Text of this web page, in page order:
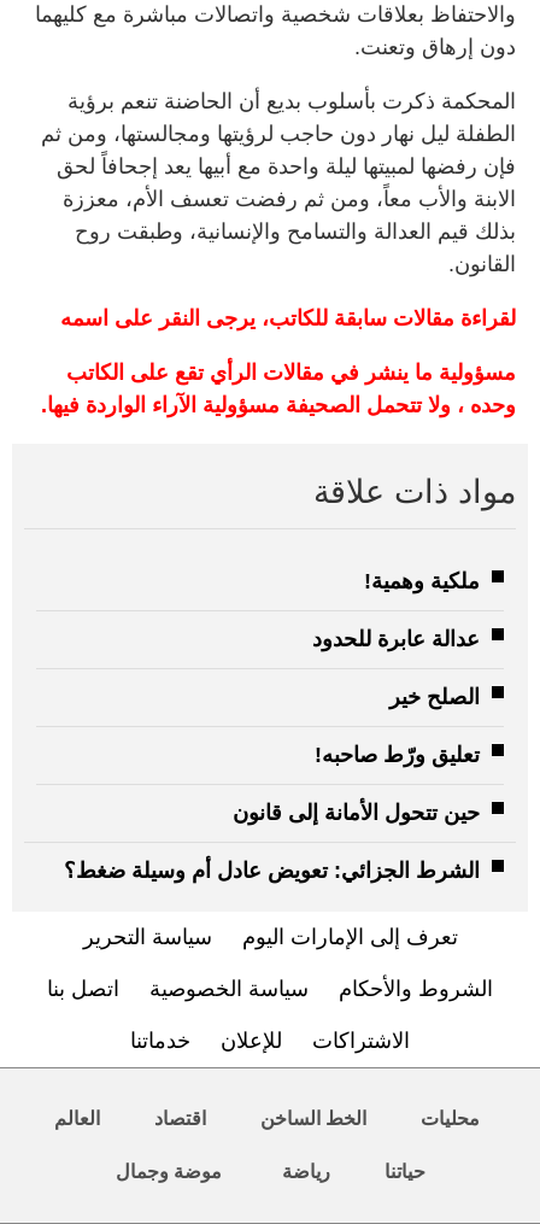
والاحتفاظ بعلاقات شخصية واتصالات مباشرة مع كليهما
دون إرهاق وتعنت.
المحكمة ذكرت بأسلوب بديع أن الحاضنة تنعم برؤية
الطفلة ليل نهار دون حاجب لرؤيتها ومجالستها، ومن ثم
فإن رفضها لمبيتها ليلة واحدة مع أبيها يعد إجحافاً لحق
الابنة والأب معاً، ومن ثم رفضت تعسف الأم، معززة
بذلك قيم العدالة والتسامح والإنسانية، وطبقت روح
القانون.
لقراءة مقالات سابقة للكاتب، يرجى النقر على اسمه
مسؤولية ما ينشر في مقالات الرأي تقع على الكاتب
وحده ، ولا تتحمل الصحيفة مسؤولية الآراء الواردة فيها.
مواد ذات علاقة
ملكية وهمية!
عدالة عابرة للحدود
الصلح خير
تعليق ورّط صاحبه!
حين تتحول الأمانة إلى قانون
الشرط الجزائي: تعويض عادل أم وسيلة ضغط؟
تعرف إلى الإمارات اليوم سياسة التحرير
الشروط والأحكام سياسة الخصوصية اتصل بنا
الاشتراكات للإعلان خدماتنا
محليات الخط الساخن اقتصاد العالم
حياتنا رياضة موضة وجمال